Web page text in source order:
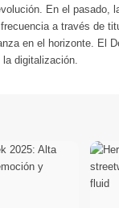
En el pasado,
a través de
en el horizonte. El
la digitalización.